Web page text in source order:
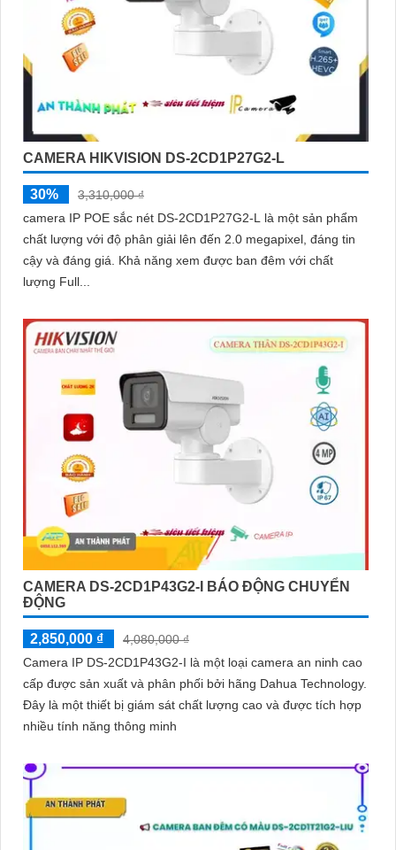
CAMERA HIKVISION DS-2CD1P27G2-L
30%
3,310,000 ₫
camera IP POE sắc nét DS-2CD1P27G2-L là một sản phẩm
chất lượng với độ phân giải lên đến 2.0 megapixel, đáng tin
cậy và đáng giá. Khả năng xem được ban đêm với chất
lượng Full...
CAMERA DS-2CD1P43G2-I BÁO ĐỘNG CHUYỂN
ĐỘNG
2,850,000 ₫
4,080,000 ₫
Camera IP DS-2CD1P43G2-I là một loại camera an ninh cao
cấp được sản xuất và phân phối bởi hãng Dahua Technology.
Đây là một thiết bị giám sát chất lượng cao và được tích hợp
nhiều tính năng thông minh